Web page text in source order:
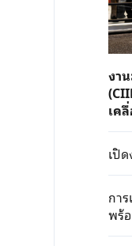
งา
เค
เปิ
กา
พร้